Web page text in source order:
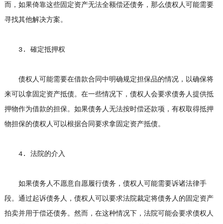
而，如果倚靠这些固定资产无法全额偿还债务，那么债权人可能需要
寻找其他解决方案。
3. 確定抵押权
债权人可能需要在借款合同中明确规定担保品的情况，以确保将
来可以拿固定资产抵债。在一些情况下，债权人会要求债务人提供抵
押物作为借款的担保。如果债务人无法按时偿还款项，有权取得抵押
物担保的债权人可以根据合同要求拿固定资产抵债。
4. 法院的介入
如果债务人不愿意自愿履行债务，债权人可能需要诉诸法律手
段。通过起诉债务人，债权人可以要求法院裁定将债务人的固定资产
拍卖并用于偿还债务。然而，在这种情况下，法院可能会要求债权人